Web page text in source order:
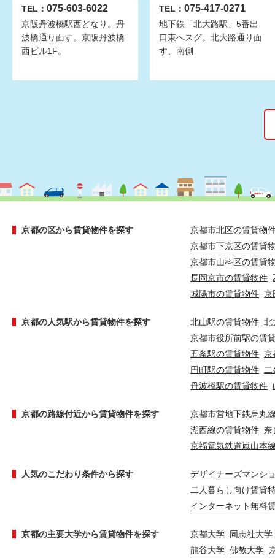
TEL： 075-603-6022
京阪丹波橋駅西どなり。丹
波橋通り面す。京阪丹波橋
西ビル1F。
TEL： 075-417-0271
地下鉄「北大路駅」5番出
口東へスグ。北大路通り面
す、南側
京都の区から賃貸物件を探す
京都市北区の賃貸物
京都市下京区の賃貸
京都市山科区の賃貸
長岡京市の賃貸物件
城陽市の賃貸物件 京
京都の人気駅から賃貸物件を探す 北山駅の賃貸物件 北
京都市役所前駅の賃
五条駅の賃貸物件 京
円町駅の賃貸物件
丹波橋駅の賃貸物件
京都の路線付近から賃貸物件を探す
京都市営地下鉄烏丸
湖西線の賃貸物件 奈
京福電気鉄道嵐山本
人気のこだわり条件から探す
デザイナーズマンシ
二人暮らし向け賃貸
インターネット無料
京都の主要大学から賃貸物件を探す 京都大学 同志社大学
龍谷大学 佛教大学